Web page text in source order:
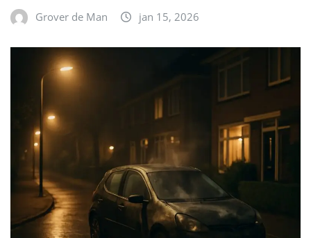
Grover de Man jan 15, 2026